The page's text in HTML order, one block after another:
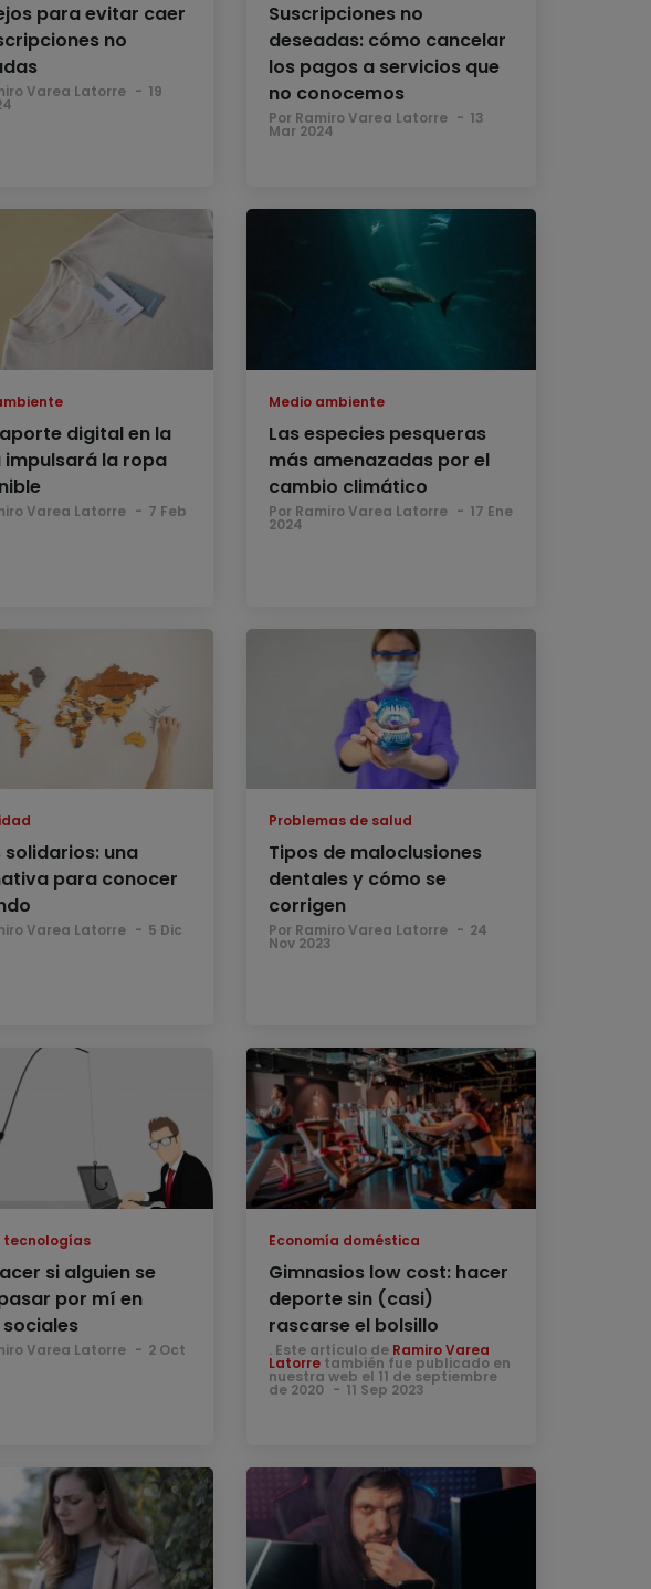
para evitar caer
no
Varea Latorre 19
Suscripciones no
deseadas: cómo cancelar
los pagos a servicios que
no conocemos
Por Ramiro Varea Latorre 13
Mar 2024
digital en la
impulsará la ropa
Varea Latorre 7 Feb
Medio ambiente
Las especies pesqueras
más amenazadas por el
cambio climático
Por Ramiro Varea Latorre 17 Ene
2024
solidarios: una
para conocer
Varea Latorre 5 Dic
Problemas de salud
Tipos de maloclusiones
dentales y cómo se
corrigen
Por Ramiro Varea Latorre 24
Nov 2023
tecnologías
si alguien se
por mí en
Varea Latorre 2 Oct
Economía doméstica
Gimnasios low cost: hacer
deporte sin (casi)
rascarse el bolsillo
. Este artículo de Ramiro Varea
Latorre también fue publicado en
nuestra web el 11 de septiembre
de 2020 11 Sep 2023